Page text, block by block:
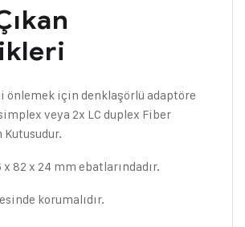
önlemek için denklaşörlü adaptöre
veya 2x LC duplex Fiber
x 82 x 24 mm ebatlarındadır.
korumalıdır.